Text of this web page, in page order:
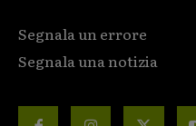
Segnala un errore
Segnala una notizia